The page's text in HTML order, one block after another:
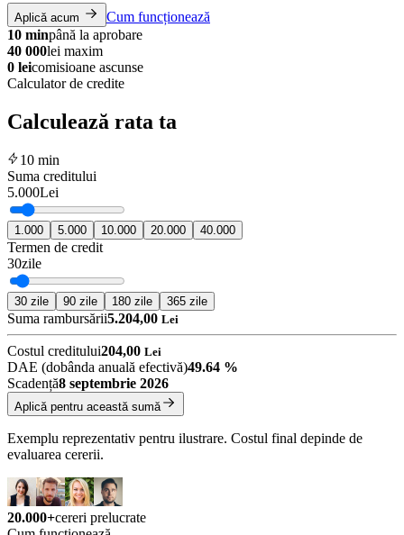
Aplică acum
Cum funcționează
10 minpână la aprobare
40 000lei maxim
0 leicomisioane ascunse
Calculator de credite
Calculează rata ta
10 min
Suma creditului
5.000Lei
1.000 5.000 10.000 20.000 40.000
Termen de credit
30zile
30 zile 90 zile 180 zile 365 zile
Suma rambursării5.204,00 Lei
Costul creditului204,00 Lei
DAE (dobânda anuală efectivă)49.64 %
Scadență8 septembrie 2026
Aplică pentru această sumă
Exemplu reprezentativ pentru ilustrare. Costul final depinde de
evaluarea cererii.
20.000+cereri prelucrate